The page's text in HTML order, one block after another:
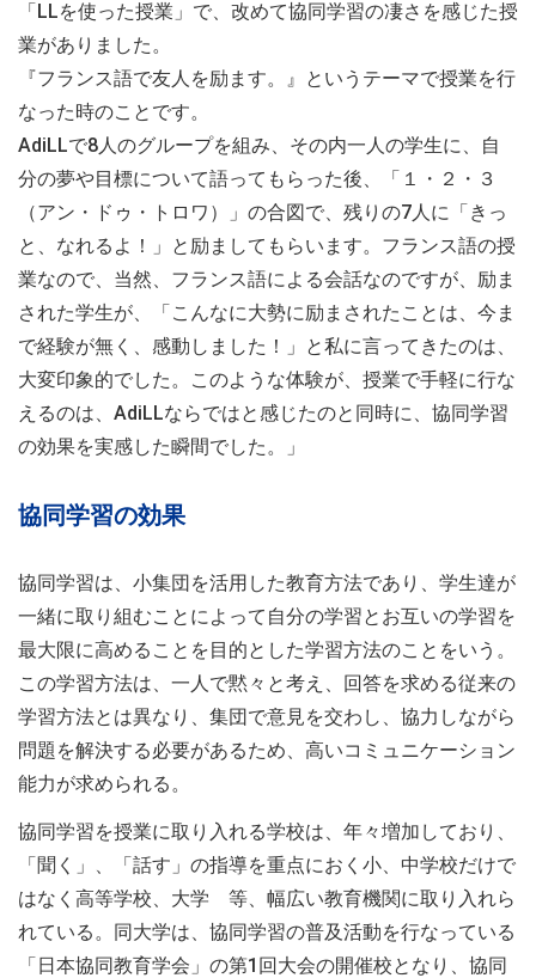
「LLを使った授業」で、改めて協同学習の凄さを感じた授
業がありました。
『フランス語で友人を励ます。』というテーマで授業を行
なった時のことです。
AdiLLで8人のグループを組み、その内一人の学生に、自
分の夢や目標について語ってもらった後、「１・２・３
（アン・ドゥ・トロワ）」の合図で、残りの7人に「きっ
と、なれるよ！」と励ましてもらいます。フランス語の授
業なので、当然、フランス語による会話なのですが、励ま
された学生が、「こんなに大勢に励まされたことは、今ま
で経験が無く、感動しました！」と私に言ってきたのは、
大変印象的でした。このような体験が、授業で手軽に行な
えるのは、AdiLLならではと感じたのと同時に、協同学習
の効果を実感した瞬間でした。」
協同学習の効果
協同学習は、小集団を活用した教育方法であり、学生達が
一緒に取り組むことによって自分の学習とお互いの学習を
最大限に高めることを目的とした学習方法のことをいう。
この学習方法は、一人で黙々と考え、回答を求める従来の
学習方法とは異なり、集団で意見を交わし、協力しながら
問題を解決する必要があるため、高いコミュニケーション
能力が求められる。
協同学習を授業に取り入れる学校は、年々増加しており、
「聞く」、「話す」の指導を重点におく小、中学校だけで
はなく高等学校、大学 等、幅広い教育機関に取り入れら
れている。同大学は、協同学習の普及活動を行なっている
「日本協同教育学会」の第1回大会の開催校となり、協同